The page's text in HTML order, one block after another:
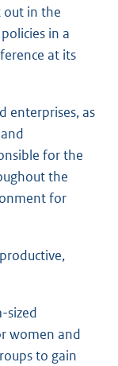
out in the
in a
at its
enterprises, as
for the
the
for
sized
women and
to gain